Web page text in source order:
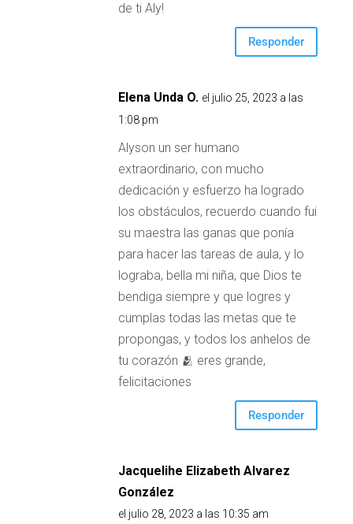
de ti Aly!
Responder
Elena Unda O. el julio 25, 2023 a las
1:08 pm
Alyson un ser humano
extraordinario, con mucho
dedicación y esfuerzo ha logrado
los obstáculos, recuerdo cuando fui
su maestra las ganas que ponía
para hacer las tareas de aula, y lo
lograba, bella mi niña, que Dios te
bendiga siempre y que logres y
cumplas todas las metas que te
propongas, y todos los anhelos de
tu corazón 🫂 eres grande,
felicitaciones
Responder
Jacquelihe Elizabeth Alvarez
González
el julio 28, 2023 a las 10:35 am